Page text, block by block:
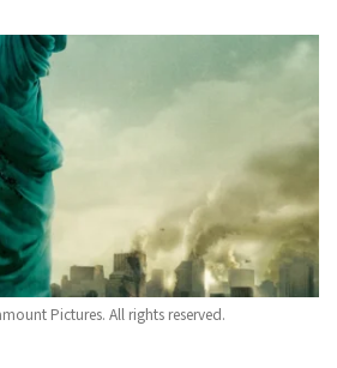
Pictures. All rights reserved.